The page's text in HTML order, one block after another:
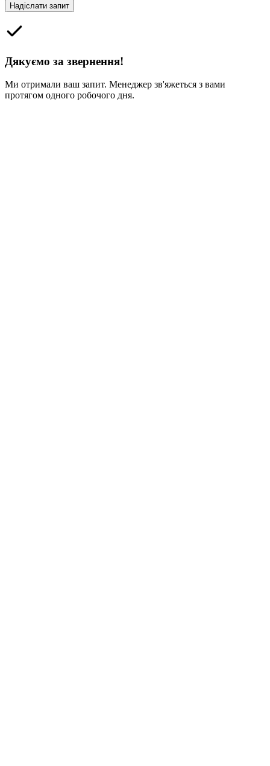
Дякуємо за звернення!
Ми отримали ваш запит. Менеджер зв'яжеться з вами
протягом одного робочого дня.